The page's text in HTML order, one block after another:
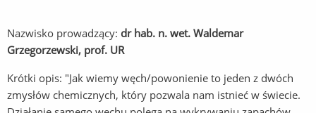
Nazwisko prowadzący: dr hab. n. wet. Waldemar
Grzegorzewski, prof. UR
Krótki opis: "Jak wiemy węch/powonienie to jeden z dwóch
zmysłów chemicznych, który pozwala nam istnieć w świecie.